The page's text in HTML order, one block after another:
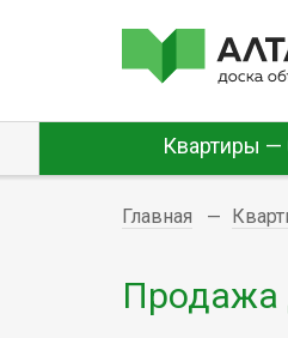
Квартиры —
Главная
Продажа